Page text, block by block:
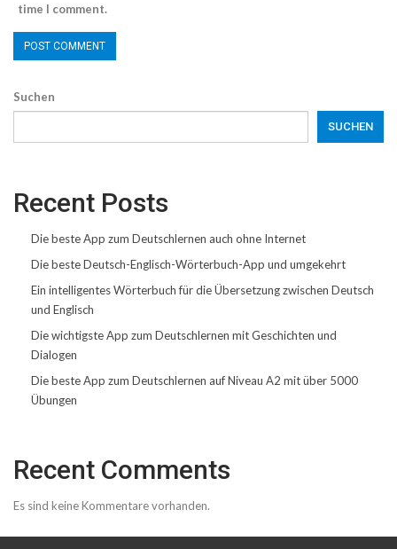
time I comment.
Suchen
SUCHEN
Recent Posts
Die beste App zum Deutschlernen auch ohne Internet
Die beste Deutsch-Englisch-Wörterbuch-App und umgekehrt
Ein intelligentes Wörterbuch für die Übersetzung zwischen Deutsch
und Englisch
Die wichtigste App zum Deutschlernen mit Geschichten und
Dialogen
Die beste App zum Deutschlernen auf Niveau A2 mit über 5000
Übungen
Recent Comments
Es sind keine Kommentare vorhanden.